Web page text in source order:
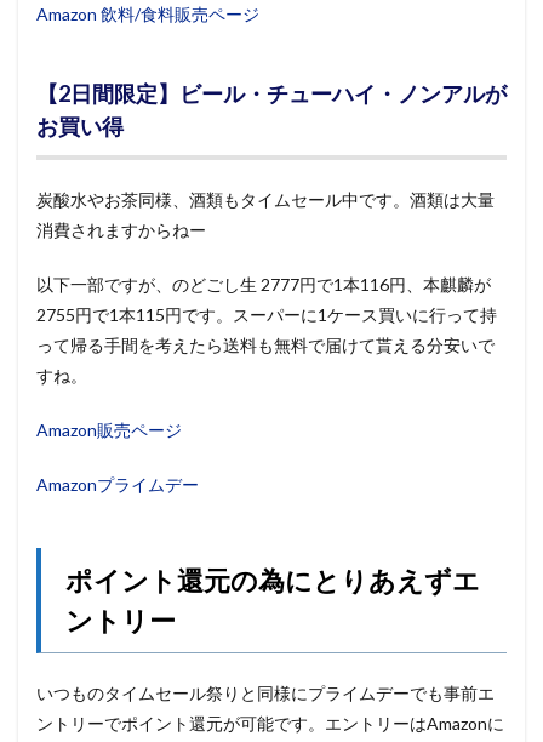
Amazon 飲料/食料販売ページ
【2日間限定】ビール・チューハイ・ノンアルが
お買い得
炭酸水やお茶同様、酒類もタイムセール中です。酒類は大量
消費されますからねー
以下一部ですが、のどごし生 2777円で1本116円、本麒麟が
2755円で1本115円です。スーパーに1ケース買いに行って持
って帰る手間を考えたら送料も無料で届けて貰える分安いで
すね。
Amazon販売ページ
Amazonプライムデー
ポイント還元の為にとりあえずエ
ントリー
いつものタイムセール祭りと同様にプライムデーでも事前エ
ントリーでポイント還元が可能です。エントリーはAmazonに